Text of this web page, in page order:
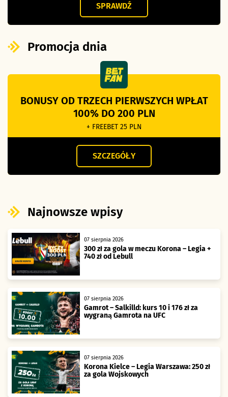
SPRAWDŹ
Promocja dnia
BONUSY OD TRZECH PIERWSZYCH WPŁAT
100% DO 200 PLN
+ FREEBET 25 PLN
SZCZEGÓŁY
Najnowsze wpisy
07 sierpnia 2026
300 zł za gola w meczu Korona – Legia +
740 zł od Lebull
07 sierpnia 2026
Gamrot – Salkilld: kurs 10 i 176 zł za
wygraną Gamrota na UFC
07 sierpnia 2026
Korona Kielce – Legia Warszawa: 250 zł
za gola Wojskowych